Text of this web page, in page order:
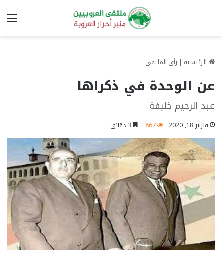
الرئيسية | رأي الملتقى
عن الوحدة في ذكراها
عبد الرحيم خليفة
فبراير 18, 2020 867